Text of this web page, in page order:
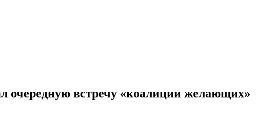
очередную встречу «коалиции желающих»